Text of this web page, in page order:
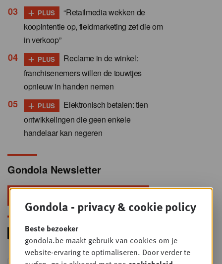
+ PLUS
“Retailmedia wekken de
koopintentie op, fieldmarketing zet die om
in verkoop”
+ PLUS
Reclame in de winkel:
franchisenemers willen de touwtjes
opnieuw in handen nemen
+ PLUS
Elektronisch betalen: tien
ontwikkelingen die geen enkele
handelaar kan negeren
Gondola Newsletter
Gondola - privacy & cookie policy
Beste bezoeker
gondola.be maakt gebruik van cookies om je
website-ervaring te optimaliseren. Door verder te